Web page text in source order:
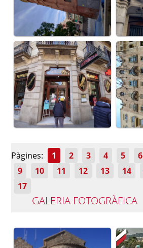
Pàgines: 1 2 3 4 5 6
9
10 11 12 13 14
17
GALERIA FOTOGRÀFICA